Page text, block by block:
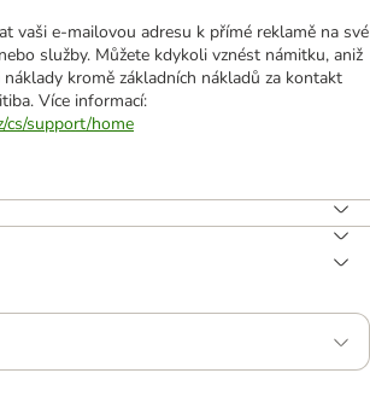
vaši e-mailovou adresu k přímé reklamě na své
služby. Můžete kdykoli vznést námitku, aniž
kromě základních nákladů za kontakt
Více informací:
cs/support/home